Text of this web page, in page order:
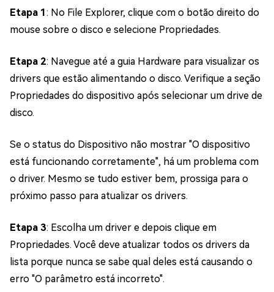
Etapa 1: No File Explorer, clique com o botão direito do
mouse sobre o disco e selecione Propriedades.
Etapa 2: Navegue até a guia Hardware para visualizar os
drivers que estão alimentando o disco. Verifique a seção
Propriedades do dispositivo após selecionar um drive de
disco.
Se o status do Dispositivo não mostrar "O dispositivo
está funcionando corretamente", há um problema com
o driver. Mesmo se tudo estiver bem, prossiga para o
próximo passo para atualizar os drivers.
Etapa 3: Escolha um driver e depois clique em
Propriedades. Você deve atualizar todos os drivers da
lista porque nunca se sabe qual deles está causando o
erro "O parâmetro está incorreto".